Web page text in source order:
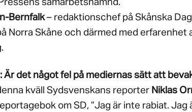
samarbetsnämnd.
Bernfalk– redaktionschef på Skånska
Norra Skåne och därmed med erfarenhet
Är det något fel på mediernas sätt att
kväll Sydsvenskans reporter Niklas
om SD, ”Jag är inte rabiat. Jag